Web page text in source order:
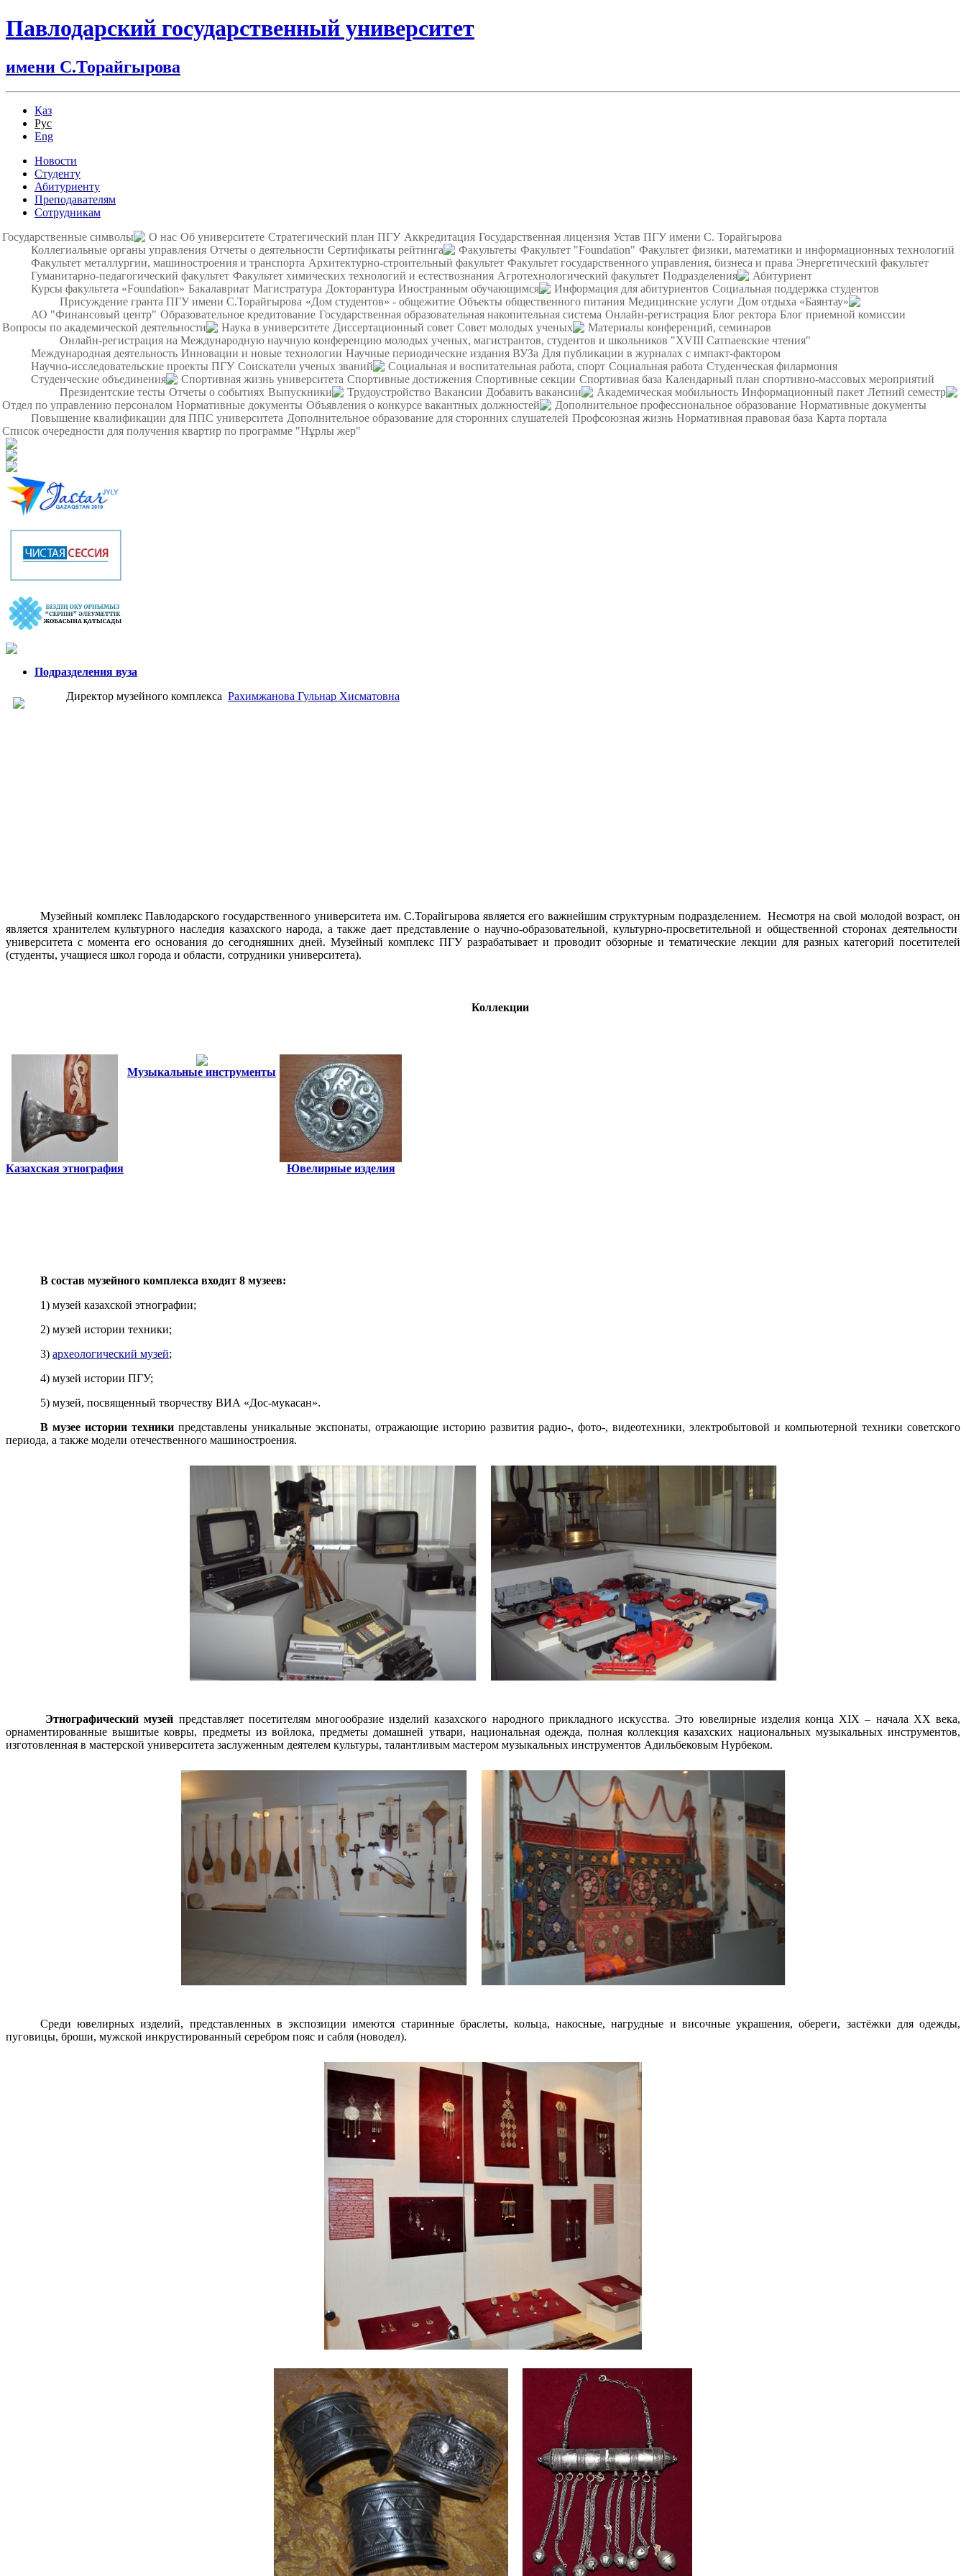
Павлодарский государственный университет
имени С.Торайгырова
Қаз
Рус
Eng
Новости
Студенту
Абитуриенту
Преподавателям
Сотрудникам
Государственные символы
О нас Об университете Стратегический план ПГУ Аккредитация Государственная лицензия Устав ПГУ имени С. Торайгырова
Коллегиальные органы управления Отчеты о деятельности Сертификаты рейтинга Факультеты Факультет "Foundation" Факультет физики, математики и информационных технологий
Факультет металлургии, машиностроения и транспорта Архитектурно-строительный факультет Факультет государственного управления, бизнеса и права Энергетический факультет
Гуманитарно-педагогический факультет Факультет химических технологий и естествознания Агротехнологический факультет Подразделения
Абитуриент
Курсы факультета «Foundation» Бакалавриат Магистратура Докторантура Иностранным обучающимся Информация для абитуриентов Социальная поддержка студентов
Присуждение гранта ПГУ имени С.Торайгырова «Дом студентов» - общежитие Объекты общественного питания Медицинские услуги Дом отдыха «Баянтау»
АО "Финансовый центр" Образовательное кредитование Государственная образовательная накопительная система Онлайн-регистрация Блог ректора Блог приемной комиссии
Вопросы по академической деятельности
Наука в университете Диссертационный совет Совет молодых ученых
Материалы конференций, семинаров
Онлайн-регистрация на Международную научную конференцию молодых ученых, магистрантов, студентов и школьников "XVIII Сатпаевские чтения"
Международная деятельность Инновации и новые технологии Научные периодические издания ВУЗа Для публикации в журналах с импакт-фактором
Научно-исследовательские проекты ПГУ Соискатели ученых званий Социальная и воспитательная работа, спорт Социальная работа Студенческая филармония
Студенческие объединения
Спортивная жизнь университета Спортивные достижения Спортивные секции Спортивная база Календарный план спортивно-массовых мероприятий
Президентские тесты Отчеты о событиях Выпускники Трудоустройство Вакансии Добавить вакансии Академическая мобильность Информационный пакет Летний семестр
Отдел по управлению персоналом Нормативные документы Объявления о конкурсе вакантных должностей Дополнительное профессиональное образование Нормативные документы
Повышение квалификации для ППС университета Дополнительное образование для сторонних слушателей Профсоюзная жизнь Нормативная правовая база Карта портала
Список очередности для получения квартир по программе "Нұрлы жер"
Подразделения вуза
Директор музейного комплекса Рахимжанова Гульнар Хисматовна
Музейный комплекс Павлодарского государственного университета им. С.Торайгырова является его важнейшим структурным подразделением. Несмотря на свой молодой возраст, он
является хранителем культурного наследия казахского народа, а также дает представление о научно-образовательной, культурно-просветительной и общественной сторонах деятельности
университета с момента его основания до сегодняшних дней. Музейный комплекс ПГУ разрабатывает и проводит обзорные и тематические лекции для разных категорий посетителей
(студенты, учащиеся школ города и области, сотрудники университета).
Коллекции
Казахская этнография
Музыкальные инструменты
Ювелирные изделия
В состав музейного комплекса входят 8 музеев:
1) музей казахской этнографии;
2) музей истории техники;
3) археологический музей;
4) музей истории ПГУ;
5) музей, посвященный творчеству ВИА «Дос-мукасан».
В музее истории техники представлены уникальные экспонаты, отражающие историю развития радио-, фото-, видеотехники, электробытовой и компьютерной техники советского
периода, а также модели отечественного машиностроения.
Этнографический музей представляет посетителям многообразие изделий казахского народного прикладного искусства. Это ювелирные изделия конца XIX – начала XX века,
орнаментированные вышитые ковры, предметы из войлока, предметы домашней утвари, национальная одежда, полная коллекция казахских национальных музыкальных инструментов,
изготовленная в мастерской университета заслуженным деятелем культуры, талантливым мастером музыкальных инструментов Адильбековым Нурбеком.
Среди ювелирных изделий, представленных в экспозиции имеются старинные браслеты, кольца, накосные, нагрудные и височные украшения, обереги, застёжки для одежды,
пуговицы, броши, мужской инкрустированный серебром пояс и сабля (новодел).